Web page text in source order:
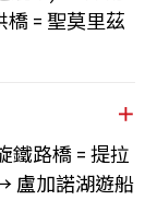
樟宜
提供為主
橋 = 聖莫里茲
最純淨的空
尺的石丹峰適應
施坦斯通往石
鐵路橋 = 提拉
盧加諾湖遊船